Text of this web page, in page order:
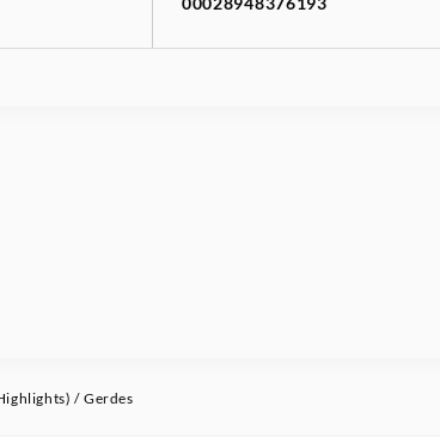
/ Gerdes